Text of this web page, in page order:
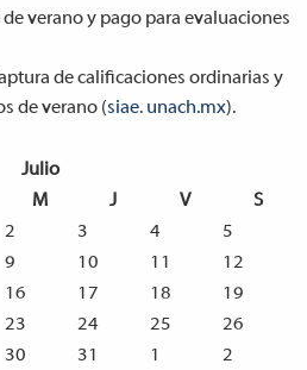
verano y pago para evaluaciones
de calificaciones ordinarias y
de verano (siae. unach.mx).
Julio
M J V
S
2 3 4
5
9 10 11
12
16 17 18
19
23 24 25
26
30 31 1 2